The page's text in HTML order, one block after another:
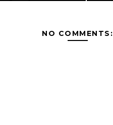
NO COMMENTS: